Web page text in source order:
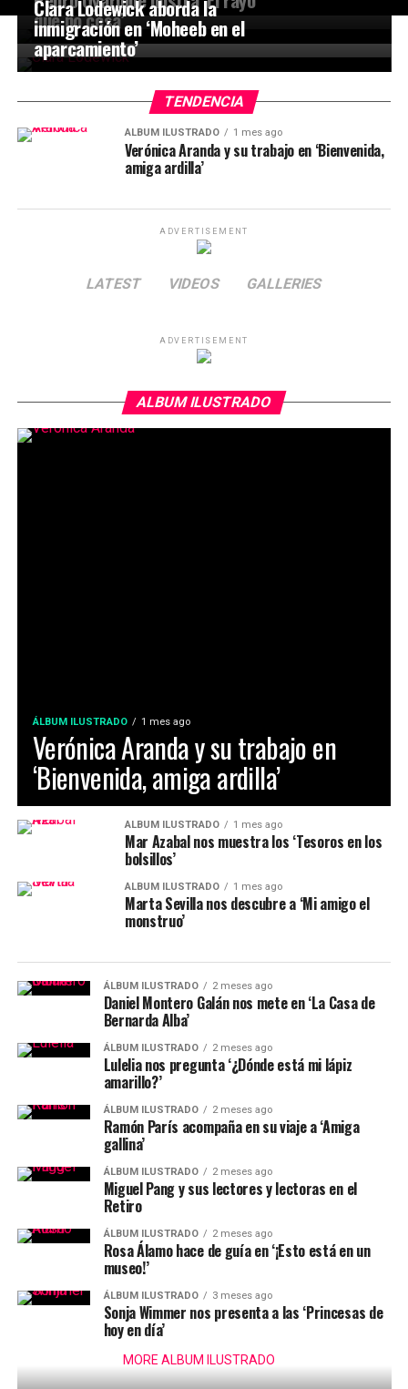
que no cesa’
Clara Lodewick aborda la
inmigración en ‘Moheeb en el
aparcamiento’
TENDENCIA
ÁLBUM ILUSTRADO 1 mes ago
Verónica Aranda y su trabajo en ‘Bienvenida,
amiga ardilla’
ADVERTISEMENT
LATEST VIDEOS GALLERIES
ADVERTISEMENT
ALBUM ILUSTRADO
ÁLBUM ILUSTRADO 1 mes ago
Verónica Aranda y su trabajo en
‘Bienvenida, amiga ardilla’
ÁLBUM ILUSTRADO 1 mes ago
Mar Azabal nos muestra los ‘Tesoros en los
bolsillos’
ÁLBUM ILUSTRADO 1 mes ago
Marta Sevilla nos descubre a ‘Mi amigo el
monstruo’
ÁLBUM ILUSTRADO 2 meses ago
Daniel Montero Galán nos mete en ‘La Casa de
Bernarda Alba’
ÁLBUM ILUSTRADO 2 meses ago
Lulelia nos pregunta ‘¿Dónde está mi lápiz
amarillo?’
ÁLBUM ILUSTRADO 2 meses ago
Ramón París acompaña en su viaje a ‘Amiga
gallina’
ÁLBUM ILUSTRADO 2 meses ago
Miguel Pang y sus lectores y lectoras en el
Retiro
ÁLBUM ILUSTRADO 2 meses ago
Rosa Álamo hace de guía en ‘¡Esto está en un
museo!’
ÁLBUM ILUSTRADO 3 meses ago
Sonja Wimmer nos presenta a las ‘Princesas de
hoy en día’
MORE ALBUM ILUSTRADO